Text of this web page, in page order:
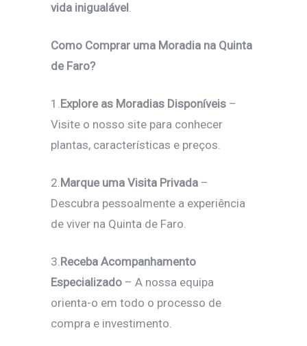
vida inigualável.
Como Comprar uma Moradia na Quinta
de Faro?
1.Explore as Moradias Disponíveis –
Visite o nosso site para conhecer
plantas, características e preços.
2. Marque uma Visita Privada –
Descubra pessoalmente a experiência
de viver na Quinta de Faro.
3.Receba Acompanhamento
Especializado – A nossa equipa
orienta-o em todo o processo de
compra e investimento.